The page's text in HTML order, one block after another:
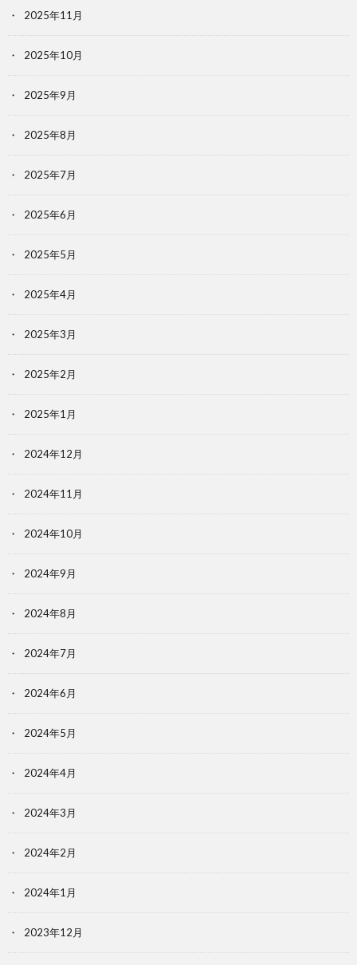
2025年11月
2025年10月
2025年9月
2025年8月
2025年7月
2025年6月
2025年5月
2025年4月
2025年3月
2025年2月
2025年1月
2024年12月
2024年11月
2024年10月
2024年9月
2024年8月
2024年7月
2024年6月
2024年5月
2024年4月
2024年3月
2024年2月
2024年1月
2023年12月